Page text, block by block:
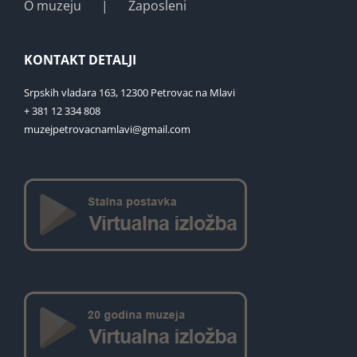
O muzeju
Zaposleni
KONTAKT DETALJI
Srpskih vladara 163, 12300 Petrovac na Mlavi
+ 381 12 334 808
muzejpetrovacnamlavi@gmail.com